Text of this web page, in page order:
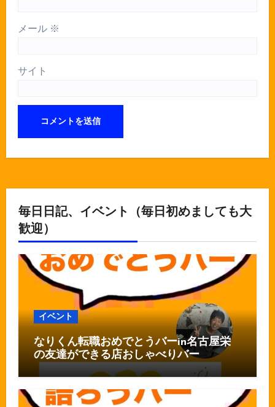
メール ※
サイト
毎日日記、イベント（毎日初めましても大
歓迎）
イベント
なりくん転職おめでとうバーin名古屋栄
の友達ができる店おしゃべりバー